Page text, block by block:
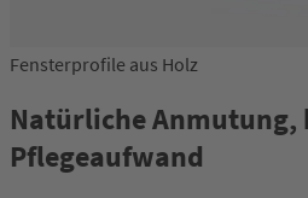
Fensterprofile aus Holz
Natürliche Anmutung,
Pflegeaufwand